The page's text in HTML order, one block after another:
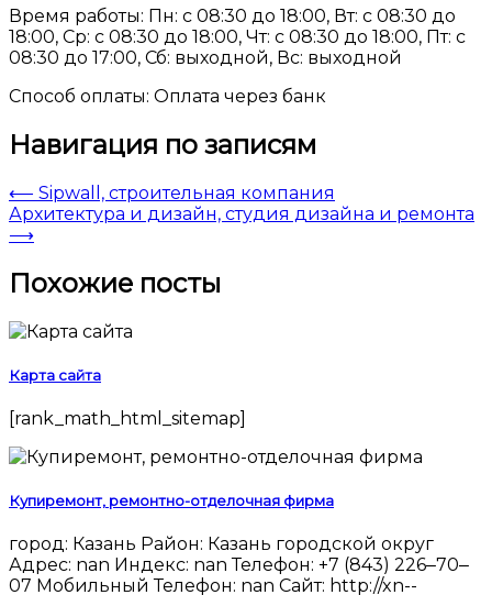
Время работы: Пн: с 08:30 до 18:00, Вт: с 08:30 до
18:00, Ср: с 08:30 до 18:00, Чт: с 08:30 до 18:00, Пт: с
08:30 до 17:00, Сб: выходной, Вс: выходной
Способ оплаты: Оплата через банк
Навигация по записям
⟵ Sipwall, строительная компания
Архитектура и дизайн, студия дизайна и ремонта
⟶
Похожие посты
Карта сайта
[rank_math_html_sitemap]
Купиремонт, ремонтно-отделочная фирма
город: Казань Район: Казань городской округ
Адрес: nan Индекс: nan Телефон: +7 (843) 226‒70‒
07 Мобильный Телефон: nan Сайт: http://xn--